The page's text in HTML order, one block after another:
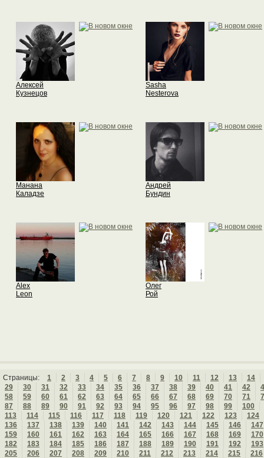
Алексей
Кузнецов
Sasha
Nesterova
Манана
Каладзе
Андрей
Бундин
Alex
Leon
Олег
Рой
Страницы: 1 2 3 4 5 6 7 8 9 10 11 12 13
14
29
30 31 32 33 34 35 36 37 38 39 40 41 42
58
59 60 61 62 63 64 65 66 67 68 69 70 71
87
88 89 90 91 92 93 94 95 96 97 98 99
100
113
114 115 116 117 118 119 120 121 122 123
124
136
137 138 139 140 141 142 143 144 145 146
147
159
160 161 162 163 164 165 166 167 168 169
170
182
183 184 185 186 187 188 189 190 191 192
193
205
206 207 208 209 210 211 212 213 214 215
216